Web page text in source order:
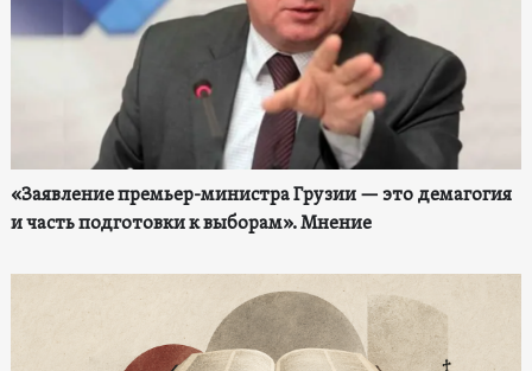
«Заявление премьер-министра Грузии — это демагогия
и часть подготовки к выборам». Мнение